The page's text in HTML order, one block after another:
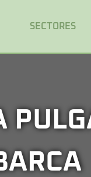
SECTORES